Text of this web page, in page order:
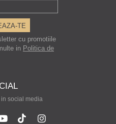
cu promotiile
in Politica de
social media